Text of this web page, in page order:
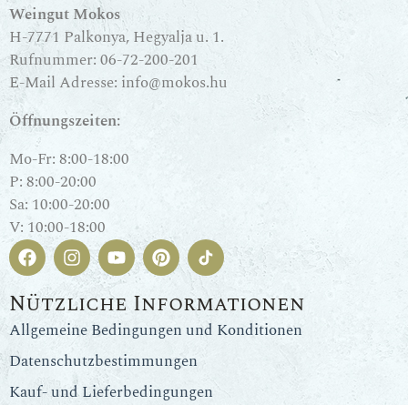
Weingut Mokos
H-7771 Palkonya, Hegyalja u. 1.
Rufnummer:06-72-200-201
E-Mail Adresse: info@mokos.hu
Öffnungszeiten:
Mo-Fr: 8:00-18:00
P: 8:00-20:00
Sa: 10:00-20:00
V: 10:00-18:00
Nützliche Informationen
Allgemeine Bedingungen und Konditionen
Datenschutzbestimmungen
Kauf- und Lieferbedingungen